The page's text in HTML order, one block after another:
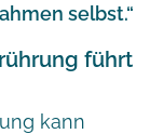
selbst.“
führt
kann